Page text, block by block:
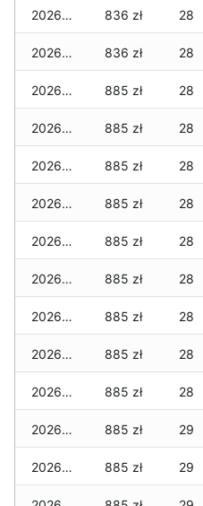
2026-06-19 836 zł 28
2026-06-18 836 zł 28
2026-06-17 885 zł 28
2026-06-16 885 zł 28
2026-06-15 885 zł 28
2026-06-14 885 zł 28
2026-06-13 885 zł 28
2026-06-12 885 zł 28
2026-06-11 885 zł 28
2026-06-10 885 zł 28
2026-06-09 885 zł 28
2026-06-07 885 zł 29
2026-06-06 885 zł 29